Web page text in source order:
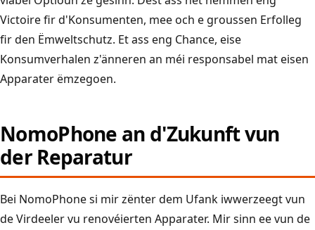
Victoire fir d'Konsumenten, mee och e groussen Erfolleg
fir den Ëmweltschutz. Et ass eng Chance, eise
Konsumverhalen z'änneren an méi responsabel mat eisen
Apparater ëmzegoen.
NomoPhone an d'Zukunft vun
der Reparatur
Bei NomoPhone si mir zënter dem Ufank iwwerzeegt vun
de Virdeeler vu renovéierten Apparater. Mir sinn ee vun de